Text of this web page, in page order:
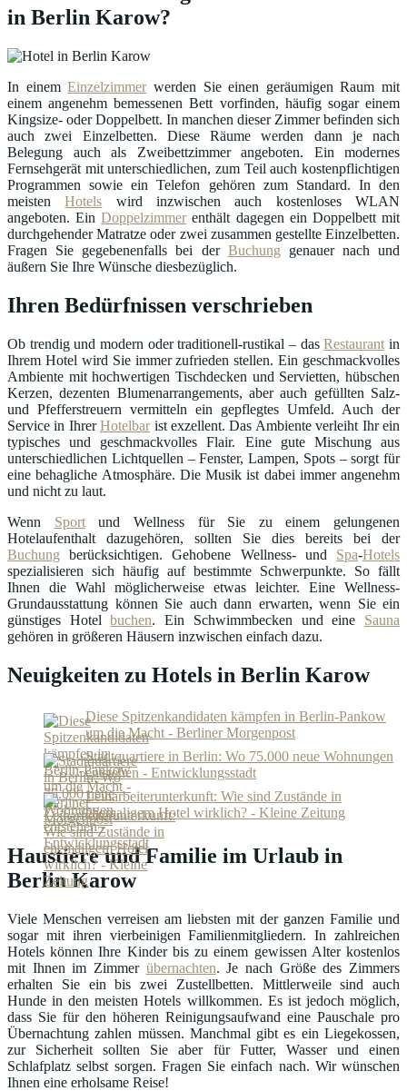
in Berlin Karow?
In einemEinzelzimmerwerden Sie einen geräumigen Raum mit
einem angenehm bemessenen Bett vorfinden, häufig sogar einem
Kingsize- oder Doppelbett. In manchen dieser Zimmer befinden sich
auch zwei Einzelbetten. Diese Räume werden dann je nach
Belegung auch als Zweibettzimmer angeboten. Ein modernes
Fernsehgerät mit unterschiedlichen, zum Teil auch kostenpflichtigen
Programmen sowie ein Telefon gehören zum Standard. In den
meistenHotels wird inzwischen auch kostenloses WLAN
angeboten. EinDoppelzimmerenthält dagegen ein Doppelbett mit
durchgehender Matratze oder zwei zusammen gestellte Einzelbetten.
Fragen Sie gegebenenfalls bei der Buchung genauer nach und
äußern Sie Ihre Wünsche diesbezüglich.
Ihren Bedürfnissen verschrieben
Ob trendig und modern oder traditionell-rustikal – dasRestaurant in
Ihrem Hotel wird Sie immer zufrieden stellen. Ein geschmackvolles
Ambiente mit hochwertigen Tischdecken und Servietten, hübschen
Kerzen, dezenten Blumenarrangements, aber auch gefüllten Salz-
und Pfefferstreuern vermitteln ein gepflegtes Umfeld. Auch der
Service in IhrerHotelbarist exzellent. Das Ambiente verleiht Ihr ein
typisches und geschmackvolles Flair. Eine gute Mischung aus
unterschiedlichen Lichtquellen – Fenster, Lampen, Spots – sorgt für
eine behagliche Atmosphäre. Die Musik ist dabei immer angenehm
und nicht zu laut.
Wenn Sportund Wellness für Sie zu einem gelungenen
Hotelaufenthalt dazugehören, sollten Sie dies bereits bei der
Buchung berücksichtigen. Gehobene Wellness- und Spa-Hotels
spezialisieren sich häufig auf bestimmte Schwerpunkte. So fällt
Ihnen die Wahl möglicherweise etwas leichter. Eine Wellness-
Grundausstattung können Sie auch dann erwarten, wenn Sie ein
günstiges Hotelbuchen. Ein Schwimmbecken und eine Sauna
gehören in größeren Häusern inzwischen einfach dazu.
Neuigkeiten zu Hotels in Berlin Karow
Diese Spitzenkandidaten kämpfen in Berlin-Pankow
um die Macht - Berliner Morgenpost
Stadtquartiere in Berlin: Wo 75.000 neue Wohnungen
entstehen - Entwicklungsstadt
Leiharbeiterunterkunft: Wie sind Zustände in
ehemaligem Hotel wirklich? - Kleine Zeitung
Haustiere und Familie im Urlaub in
Berlin Karow
Viele Menschen verreisen am liebsten mit der ganzen Familie und
sogar mit ihren vierbeinigen Familienmitgliedern. In zahlreichen
Hotels können Ihre Kinder bis zu einem gewissen Alter kostenlos
mit Ihnen im Zimmer übernachten. Je nach Größe des Zimmers
erhalten Sie ein bis zwei Zustellbetten. Mittlerweile sind auch
Hunde in den meisten Hotels willkommen. Es ist jedoch möglich,
dass Sie für den höheren Reinigungsaufwand eine Pauschale pro
Übernachtung zahlen müssen. Manchmal gibt es ein Liegekossen,
zur Sicherheit sollten Sie aber für Futter, Wasser und einen
Schlafplatz selbst sorgen. Fragen Sie einfach nach. Wir wünschen
Ihnen eine erholsame Reise!